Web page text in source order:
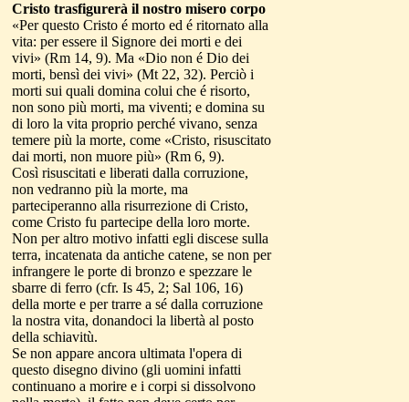
Cristo trasfigurerà il nostro misero corpo
«Per questo Cristo é morto ed é ritornato alla
vita: per essere il Signore dei morti e dei
vivi» (Rm 14, 9). Ma «Dio non é Dio dei
morti, bensì dei vivi» (Mt 22, 32). Perciò i
morti sui quali domina colui che é risorto,
non sono più morti, ma viventi; e domina su
di loro la vita proprio perché vivano, senza
temere più la morte, come «Cristo, risuscitato
dai morti, non muore più» (Rm 6, 9).
Così risuscitati e liberati dalla corruzione,
non vedranno più la morte, ma
parteciperanno alla risurrezione di Cristo,
come Cristo fu partecipe della loro morte.
Non per altro motivo infatti egli discese sulla
terra, incatenata da antiche catene, se non per
infrangere le porte di bronzo e spezzare le
sbarre di ferro (cfr. Is 45, 2; Sal 106, 16)
della morte e per trarre a sé dalla corruzione
la nostra vita, donandoci la libertà al posto
della schiavitù.
Se non appare ancora ultimata l'opera di
questo disegno divino (gli uomini infatti
continuano a morire e i corpi si dissolvono